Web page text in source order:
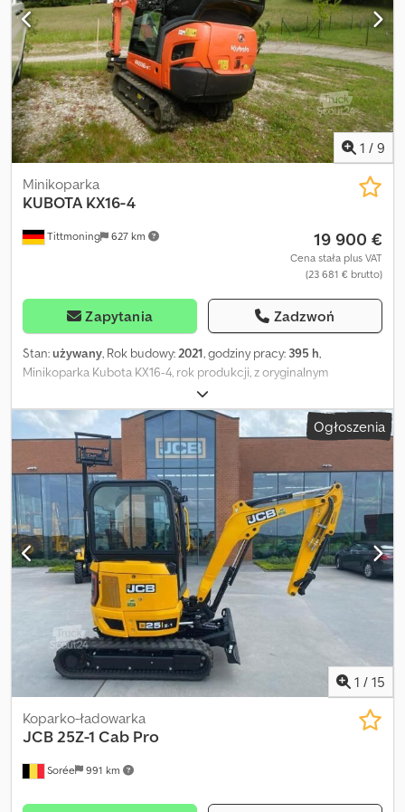
Rok produkcji: 2017 Dedpfxoznfc Ro Abgjwa Liczba godzin pracy:
1880 godz. Znak ekologiczny: --
1 / 9
Tittmoning 627 km
Minikoparka
KUBOTA KX16-4
19 900 €
Cena stała plus VAT
(23 681 € brutto)
Zapytania Zadzwoń
Stan:używany, Rok budowy:2021, godziny pracy: 395 h,
Minikoparka Kubota KX16-4, rok produkcji, z oryginalnym
przebiegiem 395 motogodzin, wyposażona w szybkozłącze MS01,
kabina z ogrzewaniem, dodatkowa hydraulika do młota lub łyżki
humusowej, reflektory robocze, blokada antykradzieżowa, łyżka
podsiębierna, podwozie rozszerzane, bardzo dobry stan, na stanie
również inne nowe i używane maszyny budowlane. Możliwość
leasingu, finansowania lub przyjęcia w rozliczeniu. Dsdpfx
Abowpndpjgewa
Ogłoszenia
1 / 15
Sorée 991 km
Koparko-ładowarka
JCB25Z-1 Cab Pro